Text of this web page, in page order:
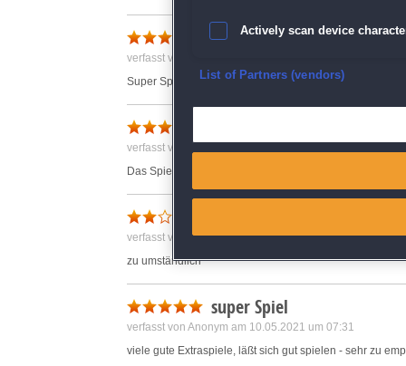
verfasst von Anonym am 19.12.2022 um 07:41
Super Spiel
verfasst von Anonym am 14.05.2021 um 13:34
Das Spiel ist abwechslungsreich und spannend.
verfasst von Anonym am 09.05.2021 um 12:11
zu umständlich
super Spiel
verfasst von Anonym am 10.05.2021 um 07:31
viele gute Extraspiele, läßt sich gut spielen - sehr zu
Actively scan device
Ensure security, prevent
List of Partners (vendors)